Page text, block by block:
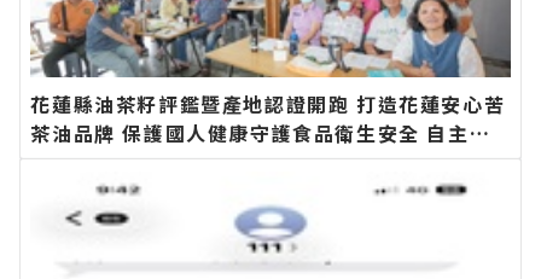
花蓮縣油茶籽評鑑暨產地認證開跑 打造花蓮安心苦
茶油品牌 保護國人健康守護食品衛生安全 自主檢
驗苯駢芘花蓮縣政府最高補助九成∣花蓮新聞網官
方網站各類新聞－最快速的今日新聞報導 最新的在
地資訊！